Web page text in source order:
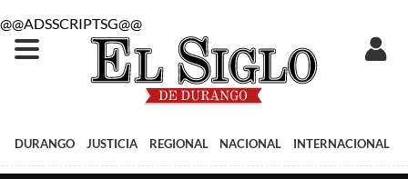
@@ADSSCRIPTSG@@
DURANGO JUSTICIA REGIONAL NACIONAL INTERNACIONAL